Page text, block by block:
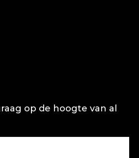
op de hoogte van al